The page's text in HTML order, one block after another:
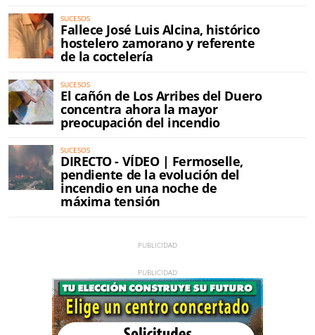
SUCESOS
Fallece José Luis Alcina, histórico
hostelero zamorano y referente
de la coctelería
SUCESOS
El cañón de Los Arribes del Duero
concentra ahora la mayor
preocupación del incendio
SUCESOS
DIRECTO - VÍDEO | Fermoselle,
pendiente de la evolución del
incendio en una noche de
máxima tensión